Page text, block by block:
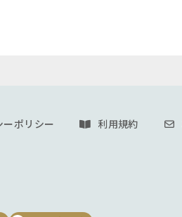
ーポリシー 利用規約